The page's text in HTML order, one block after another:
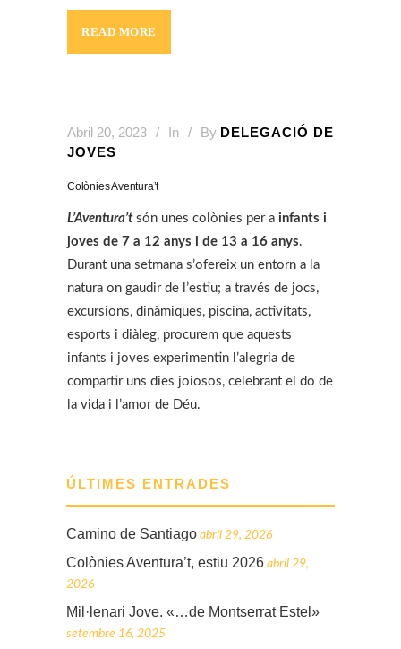
READ MORE
Abril 20, 2023 In By DELEGACIÓ DE
JOVES
Colònies Aventura’t
L’Aventura’tsón unes colònies per a infants i
joves de 7 a 12 anys i de 13 a 16 anys.
Durant una setmana s’ofereix un entorn a la
natura on gaudir de l’estiu; a través de jocs,
excursions, dinàmiques, piscina, activitats,
esports i diàleg, procurem que aquests
infants i joves experimentin l’alegria de
compartir uns dies joiosos, celebrant el do de
la vida i l’amor de Déu.
ÚLTIMES ENTRADES
Camino de Santiago abril 29, 2026
Colònies Aventura’t, estiu 2026 abril 29,
2026
Mil·lenari Jove. «…de Montserrat Estel»
setembre 16, 2025